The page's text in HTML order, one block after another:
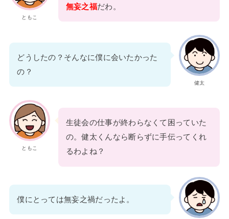
ともこ
無妄之福だわ。
健太
どうしたの？そんなに僕に会いたかった
の？
ともこ
生徒会の仕事が終わらなくて困っていた
の。健太くんなら断らずに手伝ってくれ
るわよね？
僕にとっては無妄之禍だったよ。